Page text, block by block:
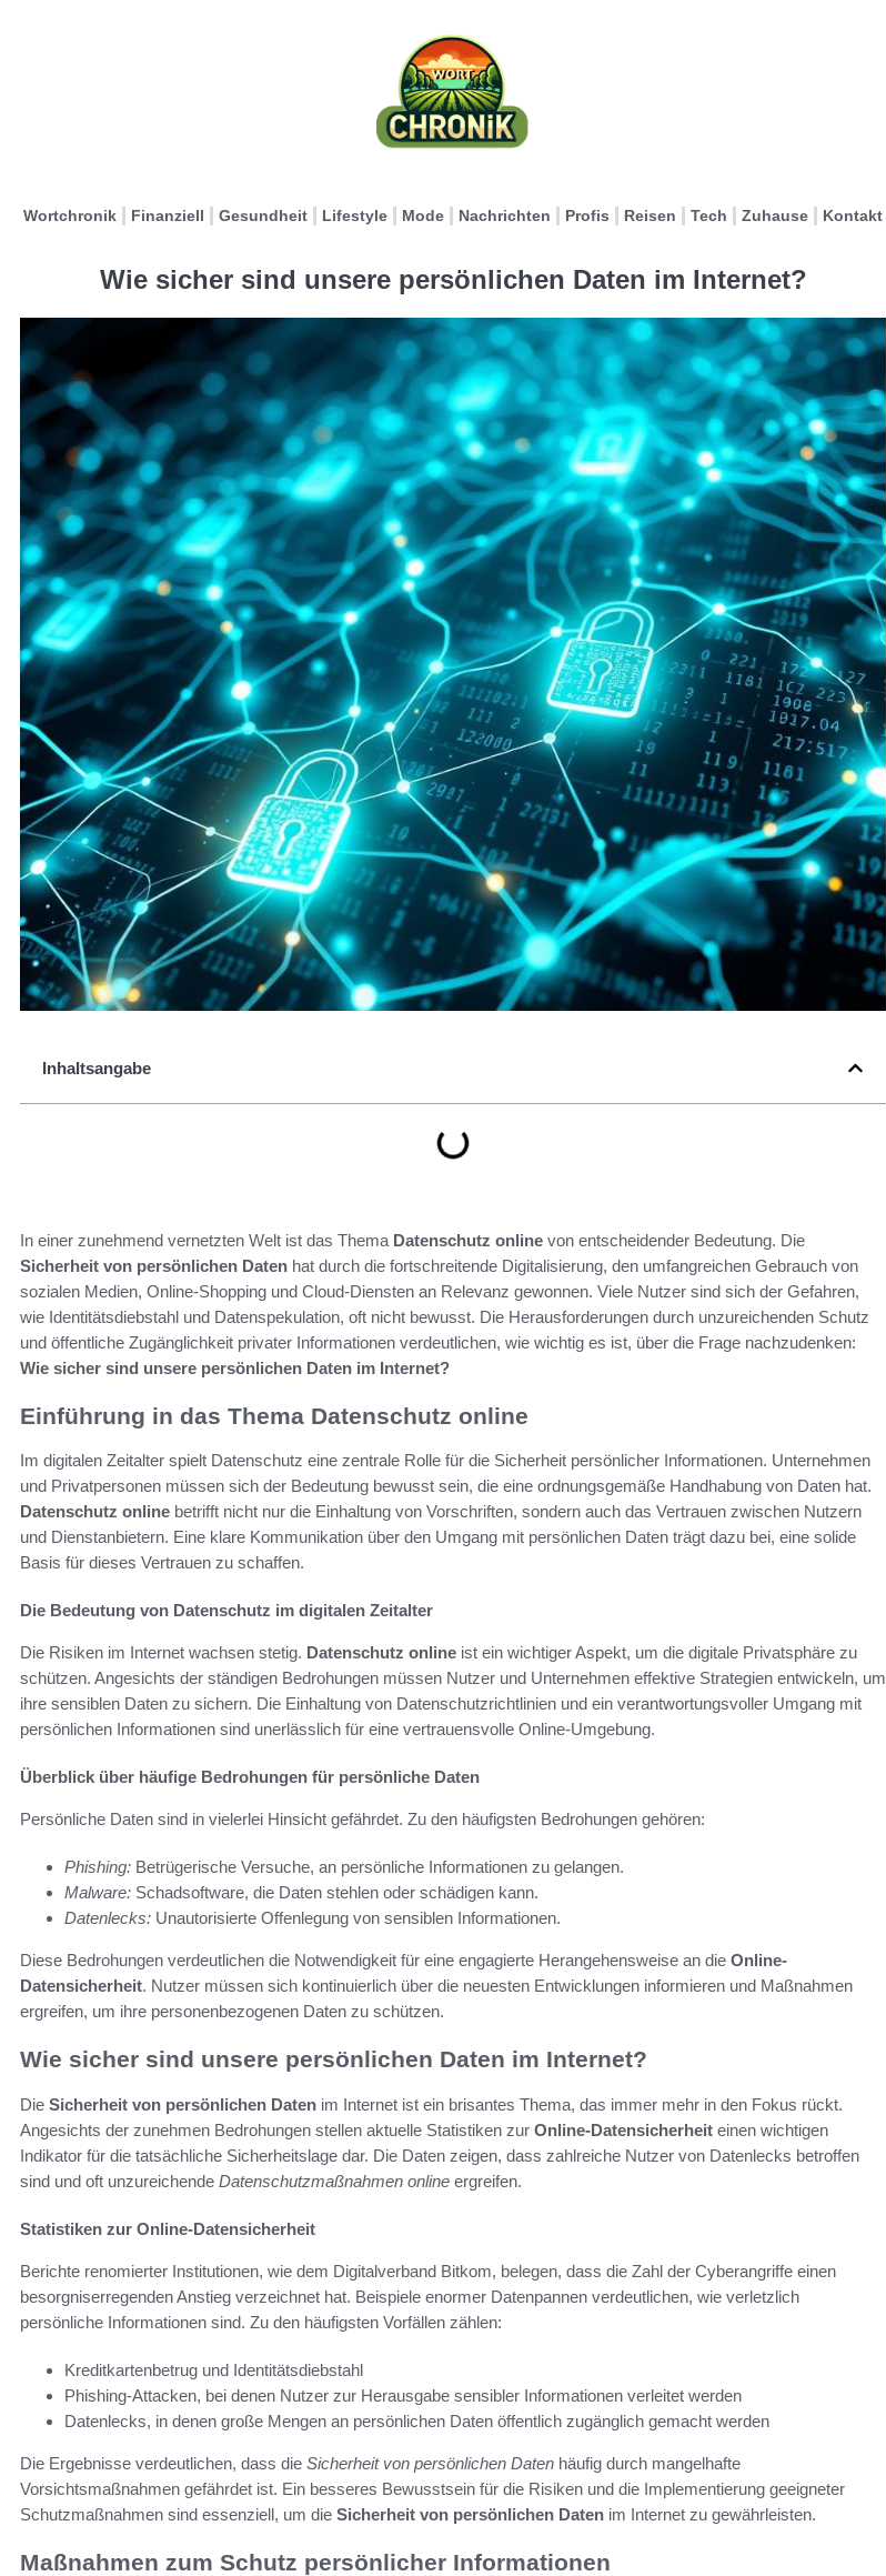
Wortchronik Finanziell Gesundheit Lifestyle Mode Nachrichten Profis Reisen Tech Zuhause Kontakt
Wie sicher sind unsere persönlichen Daten im Internet?
Inhaltsangabe
In einer zunehmend vernetzten Welt ist das Thema Datenschutz online von entscheidender Bedeutung. Die
Sicherheit von persönlichen Daten hat durch die fortschreitende Digitalisierung, den umfangreichen Gebrauch von
sozialen Medien, Online-Shopping und Cloud-Diensten an Relevanz gewonnen. Viele Nutzer sind sich der Gefahren,
wie Identitätsdiebstahl und Datenspekulation, oft nicht bewusst. Die Herausforderungen durch unzureichenden Schutz
und öffentliche Zugänglichkeit privater Informationen verdeutlichen, wie wichtig es ist, über die Frage nachzudenken:
Wie sicher sind unsere persönlichen Daten im Internet?
Einführung in das Thema Datenschutz online
Im digitalen Zeitalter spielt Datenschutz eine zentrale Rolle für die Sicherheit persönlicher Informationen. Unternehmen
und Privatpersonen müssen sich der Bedeutung bewusst sein, die eine ordnungsgemäße Handhabung von Daten hat.
Datenschutz online betrifft nicht nur die Einhaltung von Vorschriften, sondern auch das Vertrauen zwischen Nutzern
und Dienstanbietern. Eine klare Kommunikation über den Umgang mit persönlichen Daten trägt dazu bei, eine solide
Basis für dieses Vertrauen zu schaffen.
Die Bedeutung von Datenschutz im digitalen Zeitalter
Die Risiken im Internet wachsen stetig. Datenschutz online ist ein wichtiger Aspekt, um die digitale Privatsphäre zu
schützen. Angesichts der ständigen Bedrohungen müssen Nutzer und Unternehmen effektive Strategien entwickeln, um
ihre sensiblen Daten zu sichern. Die Einhaltung von Datenschutzrichtlinien und ein verantwortungsvoller Umgang mit
persönlichen Informationen sind unerlässlich für eine vertrauensvolle Online-Umgebung.
Überblick über häufige Bedrohungen für persönliche Daten
Persönliche Daten sind in vielerlei Hinsicht gefährdet. Zu den häufigsten Bedrohungen gehören:
Phishing: Betrügerische Versuche, an persönliche Informationen zu gelangen.
Malware: Schadsoftware, die Daten stehlen oder schädigen kann.
Datenlecks: Unautorisierte Offenlegung von sensiblen Informationen.
Diese Bedrohungen verdeutlichen die Notwendigkeit für eine engagierte Herangehensweise an die Online-
Datensicherheit. Nutzer müssen sich kontinuierlich über die neuesten Entwicklungen informieren und Maßnahmen
ergreifen, um ihre personenbezogenen Daten zu schützen.
Wie sicher sind unsere persönlichen Daten im Internet?
Die Sicherheit von persönlichen Daten im Internet ist ein brisantes Thema, das immer mehr in den Fokus rückt.
Angesichts der zunehmen Bedrohungen stellen aktuelle Statistiken zur Online-Datensicherheit einen wichtigen
Indikator für die tatsächliche Sicherheitslage dar. Die Daten zeigen, dass zahlreiche Nutzer von Datenlecks betroffen
sind und oft unzureichende Datenschutzmaßnahmen online ergreifen.
Statistiken zur Online-Datensicherheit
Berichte renomierter Institutionen, wie dem Digitalverband Bitkom, belegen, dass die Zahl der Cyberangriffe einen
besorgniserregenden Anstieg verzeichnet hat. Beispiele enormer Datenpannen verdeutlichen, wie verletzlich
persönliche Informationen sind. Zu den häufigsten Vorfällen zählen:
Kreditkartenbetrug und Identitätsdiebstahl
Phishing-Attacken, bei denen Nutzer zur Herausgabe sensibler Informationen verleitet werden
Datenlecks, in denen große Mengen an persönlichen Daten öffentlich zugänglich gemacht werden
Die Ergebnisse verdeutlichen, dass die Sicherheit von persönlichen Daten häufig durch mangelhafte
Vorsichtsmaßnahmen gefährdet ist. Ein besseres Bewusstsein für die Risiken und die Implementierung geeigneter
Schutzmaßnahmen sind essenziell, um die Sicherheit von persönlichen Daten im Internet zu gewährleisten.
Maßnahmen zum Schutz persönlicher Informationen